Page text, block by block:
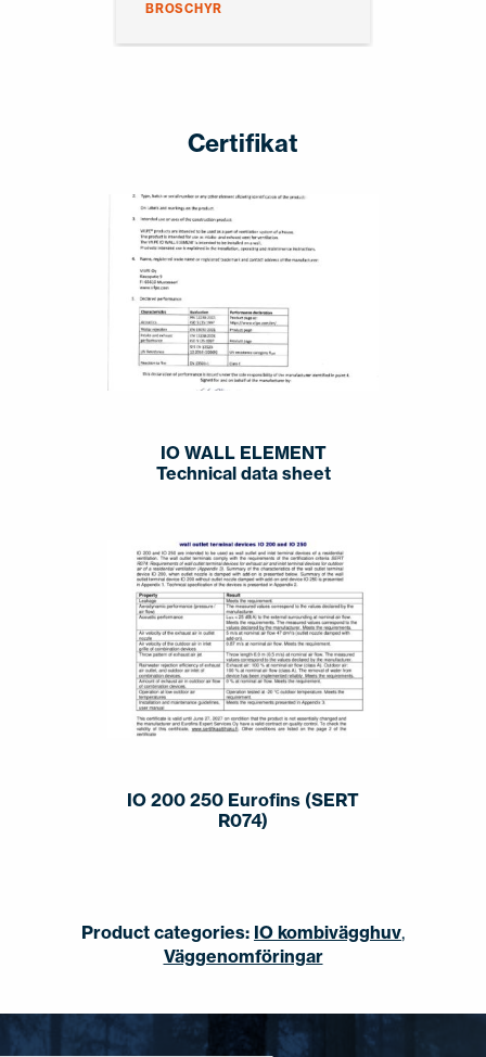
BROSCHYR
Certifikat
IO WALL ELEMENT
Technical data sheet
IO 200 250 Eurofins (SERT
R074)
Product categories: IO kombivägghuv,
Väggenomföringar